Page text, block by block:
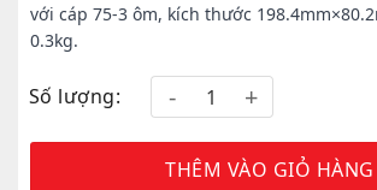
với cáp 75-3 ôm, kích thước
0.3kg.
Số lượng:
THÊM VÀO GIỎ HÀNG